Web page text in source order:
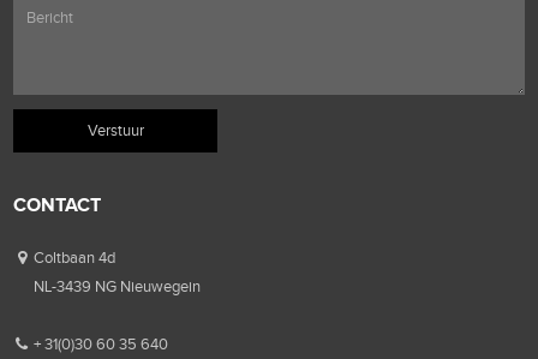
CONTACT
Coltbaan 4d
NL-3439 NG Nieuwegein
+ 31(0)30 60 35 640